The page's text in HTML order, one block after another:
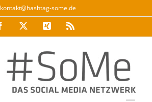
kontakt@hashtag-some.de
FacebookTwitterXing Rss